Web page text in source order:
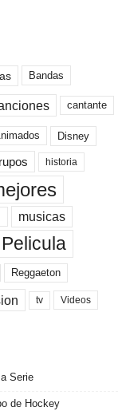
Bandas
cantante
Disney
historia
musicas
Pelicula
Reggaeton
tv Videos
Serie
de Hockey